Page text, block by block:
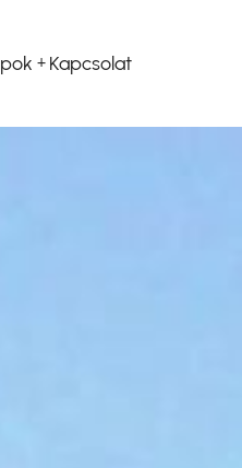
Kapcsolat